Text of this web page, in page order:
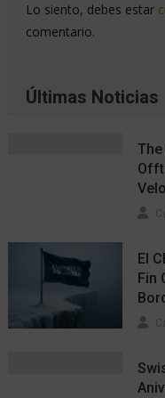
Lo siento, debes estar
comentario.
Últimas Noticias
El
Fin